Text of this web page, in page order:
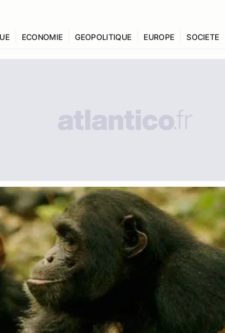
ECONOMIE GEOPOLITIQUE EUROPE SOCIETE